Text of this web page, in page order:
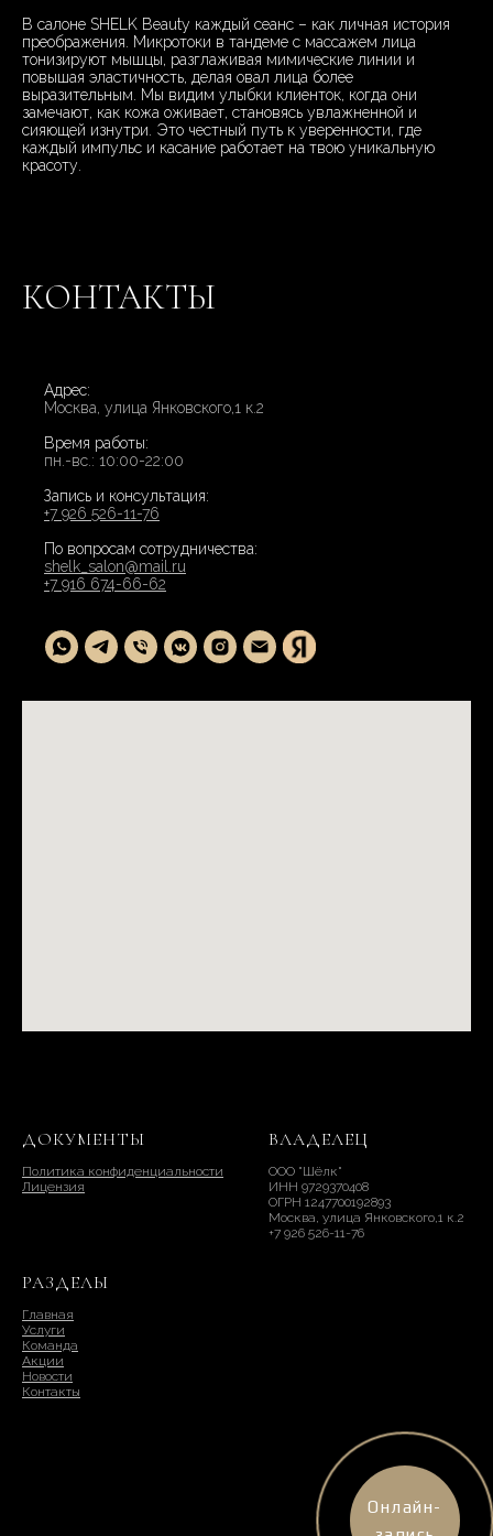
В салоне SHELK Beauty каждый сеанс – как личная история
преображения. Микротоки в тандеме с массажем лица
тонизируют мышцы, разглаживая мимические линии и
повышая эластичность, делая овал лица более
выразительным. Мы видим улыбки клиенток, когда они
замечают, как кожа оживает, становясь увлажненной и
сияющей изнутри. Это честный путь к уверенности, где
каждый импульс и касание работает на твою уникальную
красоту.
КОНТАКТЫ
Адрес:
Москва, улица Янковского,1 к.2
Время работы:
пн.-вс.: 10:00-22:00
Запись и консультация:
+7 926 526-11-76
По вопросам сотрудничества:
shelk_salon@mail.ru
+7 916 674-66-62
ДОКУМЕНТЫ
Политика конфиденциальности
Лицензия
ВЛАДЕЛЕЦ
ООО "Шёлк"
ИНН 9729370408
ОГРН 1247700192893
Москва, улица Янковского,1 к.2
+7 926 526-11-76
РАЗДЕЛЫ
Главная
Услуги
Команда
Акции
Новости
Контакты
Онлайн-